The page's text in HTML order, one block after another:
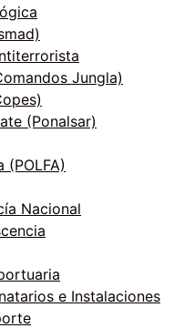
Jungla)
(Ponalsar)
(POLFA)
Nacional
e Instalaciones